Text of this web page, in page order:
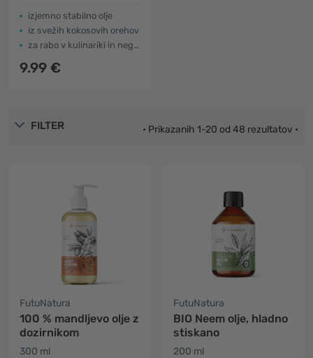
izjemno stabilno olje
iz svežih kokosovih orehov
za rabo v kulinariki in nego kože
9.99 €
FILTER • Prikazanih 1-20 od 48 rezultatov •
FutuNatura
100 % mandljevo olje z
dozirnikom
300 ml
FutuNatura
BIO Neem olje, hladno
stiskano
200 ml